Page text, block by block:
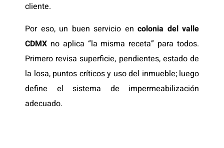
cliente.
Por eso, un buen servicio en colonia del valle
CDMX no aplica “la misma receta” para todos.
Primero revisa superficie, pendientes, estado de
la losa, puntos críticos y uso del inmueble; luego
define el sistema de impermeabilización
adecuado.